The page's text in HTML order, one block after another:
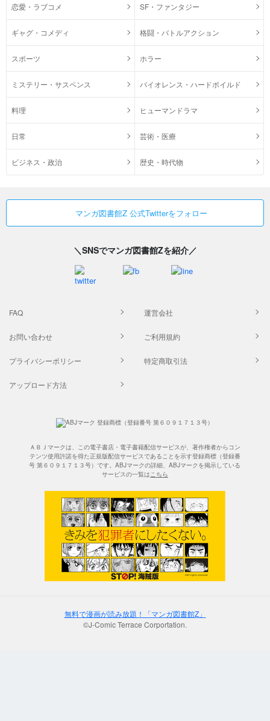
恋愛・ラブコメ SF・ファンタジー
ギャグ・コメディ 格闘・バトルアクション
スポーツ ホラー
ミステリー・サスペンス バイオレンス・ハードボイルド
料理 ヒューマンドラマ
日常 芸術・医療
ビジネス・政治 歴史・時代物
マンガ図書館Z 公式Twitterをフォロー
＼SNSでマンガ図書館Zを紹介／
FAQ 運営会社
お問い合わせ ご利用規約
プライバシーポリシー 特定商取引法
アップロード方法
ＡＢＪマークは、この電子書店・電子書籍配信サービスが、著作権者からコン
テンツ使用許諾を得た正規版配信サービスであることを示す登録商標（登録番
号 第６０９１７１３号）です。ABJマークの詳細、ABJマークを掲示している
サービスの一覧は こちら
無料で漫画が読み放題！「マンガ図書館Z」
©J-Comic Terrace Corportation.